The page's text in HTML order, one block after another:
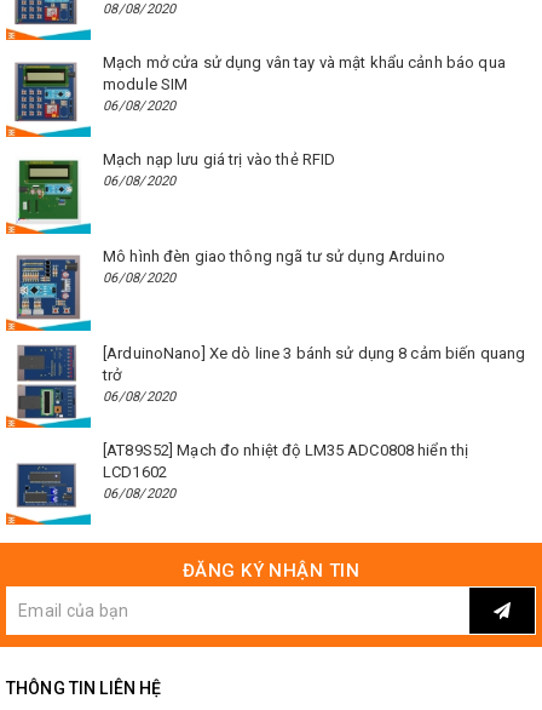
08/08/2020
Mạch mở cửa sử dụng vân tay và mật khẩu cảnh báo qua
module SIM
06/08/2020
Mạch nạp lưu giá trị vào thẻ RFID
06/08/2020
Mô hình đèn giao thông ngã tư sử dụng Arduino
06/08/2020
[ArduinoNano] Xe dò line 3 bánh sử dụng 8 cảm biến quang
trở
06/08/2020
[AT89S52] Mạch đo nhiệt độ LM35 ADC0808 hiển thị
LCD1602
06/08/2020
ĐĂNG KÝ NHẬN TIN
THÔNG TIN LIÊN HỆ